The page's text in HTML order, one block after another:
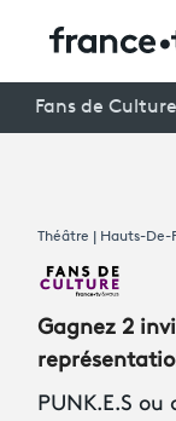
Creators
À la une
Participer et
À votre écoute
Fans de Culture
Théâtre | Hauts-De-
Gagnez 2
PUNK.E.S